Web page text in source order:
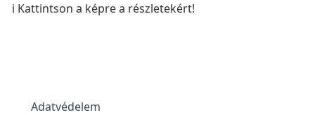
ℹ️ Kattintson a képre a részletekért!
Adatvédelem